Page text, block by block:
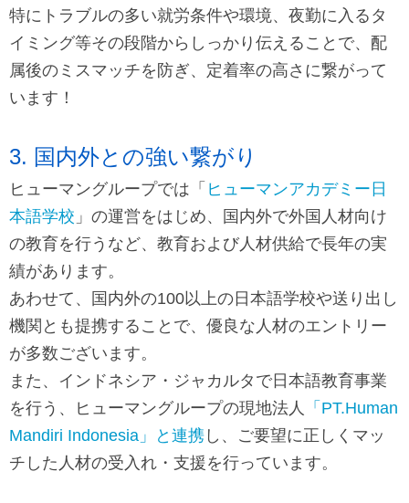
特にトラブルの多い就労条件や環境、夜勤に入るタ
イミング等その段階からしっかり伝えることで、配
属後のミスマッチを防ぎ、定着率の高さに繋がって
います！
3. 国内外との強い繋がり
ヒューマングループでは「 ヒューマンアカデミー日
本語学校 」の運営をはじめ、国内外で外国人材向け
の教育を行うなど、教育および人材供給で長年の実
績があります。
あわせて、国内外の100以上の日本語学校や送り出し
機関とも提携することで、優良な人材のエントリー
が多数ございます。
また、インドネシア・ジャカルタで日本語教育事業
を行う、ヒューマングループの現地法人
「PT.Human
Mandiri Indonesia」と連携 し、ご要望に正しくマッ
チした人材の受入れ・支援を行っています。